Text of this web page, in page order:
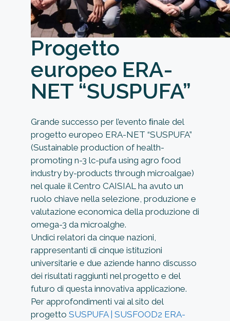
Progetto
europeo ERA-
NET “SUSPUFA”
Grande successo per l’evento ﬁnale del
progetto europeo ERA-NET “SUSPUFA”
(Sustainable production of health-
promoting n-3 lc-pufa using agro food
industry by-products through microalgae)
nel quale il Centro CAISIAL ha avuto un
ruolo chiave nella selezione, produzione e
valutazione economica della produzione di
omega-3 da microalghe.
Undici relatori da cinque nazioni,
rappresentanti di cinque istituzioni
universitarie e due aziende hanno discusso
dei risultati raggiunti nel progetto e del
futuro di questa innovativa applicazione.
Per approfondimenti vai al sito del
progetto SUSPUFA | SUSFOOD2 ERA-